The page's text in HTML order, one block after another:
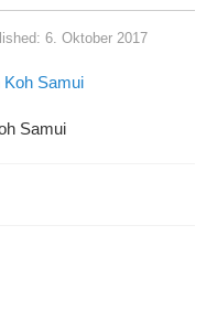
6. Oktober 2017
Samui